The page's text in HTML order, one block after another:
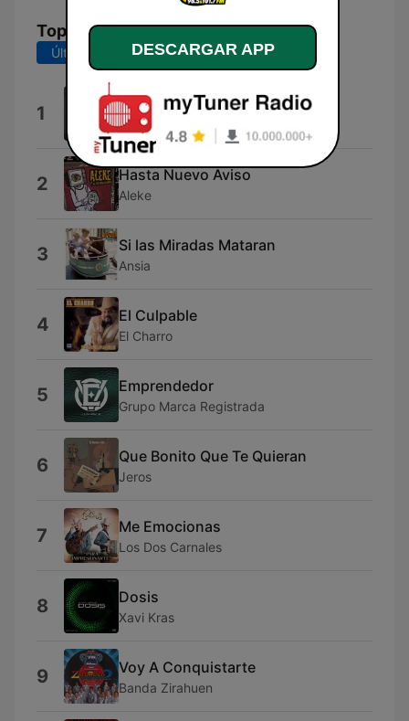
Top Canciones
Últimos 7 días Últimos 30 días
1 Te Dije
Espinoza Paz
2 Hasta Nuevo Aviso
Aleke
3 Si las Miradas Mataran
Ansia
4 El Culpable
El Charro
5 Emprendedor
Grupo Marca Registrada
6 Que Bonito Que Te Quieran
Jeros
7 Me Emocionas
Los Dos Carnales
8 Dosis
Xavi Kras
9 Voy A Conquistarte
Banda Zirahuen
DESCARGAR APP